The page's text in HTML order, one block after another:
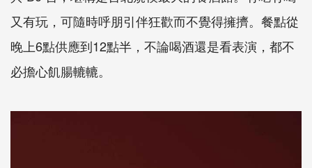
又有玩，可隨時呼朋引伴狂歡而不覺得擁擠。餐點從
晚上6點供應到12點半，不論喝酒還是看表演，都不
必擔心飢腸轆轆。